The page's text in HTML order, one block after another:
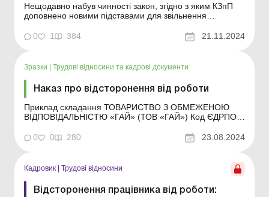
Нещодавно набув чинності закон, згідно з яким КЗпП
доповнено новими підставами для звільнення
відсторонення їх від роботи. Зокрема, нововведення
поширюються на випадки, коли працівник не
правилами внутрішнього ...
0 1 384 21.11.2024
Зразки | Трудові відносини та кадрові документи
Наказ про відсторонення від роботи
Приклад складання ТОВАРИСТВО З ОБМЕЖЕНОЮ
ВІДПОВІДАЛЬНІСТЮ «ГАЙ» (ТОВ «ГАЙ») Код ЄДРПОУ
0
0 280 23.08.2024
Кадровик Трудові відносини
Відсторонення працівника від роботи: